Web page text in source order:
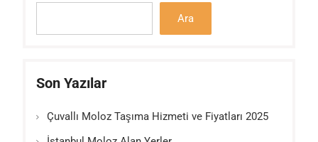
Ara
Son Yazılar
Çuvallı Moloz Taşıma Hizmeti ve Fiyatları 2025